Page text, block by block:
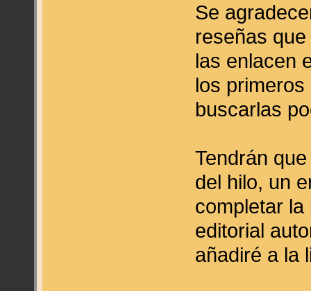
Se
reseñas
las enlacen
los
buscarlas
Tendrán
del hilo, un
completar
editorial
añadiré a la